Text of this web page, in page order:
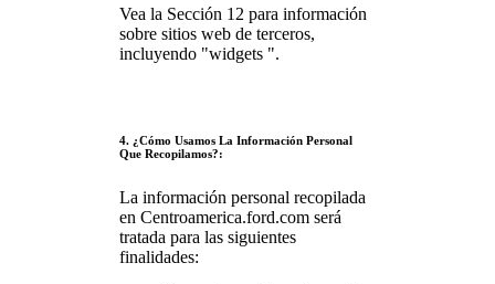
Vea la Sección 12 para información
sobre sitios web de terceros,
incluyendo "widgets ".
4. ¿Cómo Usamos La Información Personal
Que Recopilamos?:
La información personal recopilada
en Centroamerica.ford.com será
tratada para las siguientes
finalidades: